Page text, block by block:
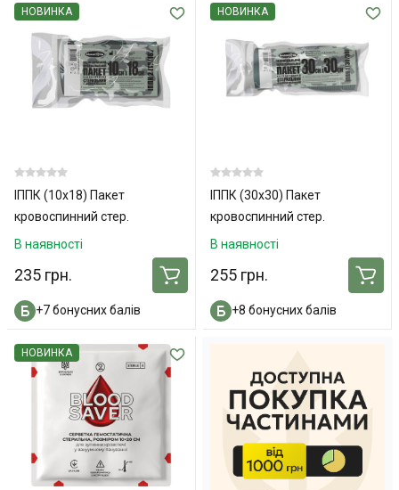
НОВИНКА
ІППК (10х18) Пакет
кровоспинний стер.
"Білосніжка", з 2 подушками
В наявності
235 грн.
+7 бонусних балів
НОВИНКА
ІППК (30х30) Пакет
кровоспинний стер.
"Білосніжка", з 1 подушкою
В наявності
255 грн.
+8 бонусних балів
НОВИНКА